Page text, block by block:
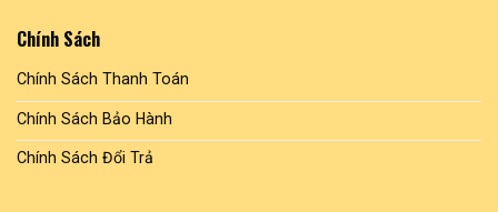
Chính Sách
Chính Sách Thanh Toán
Chính Sách Bảo Hành
Chính Sách Đổi Trả